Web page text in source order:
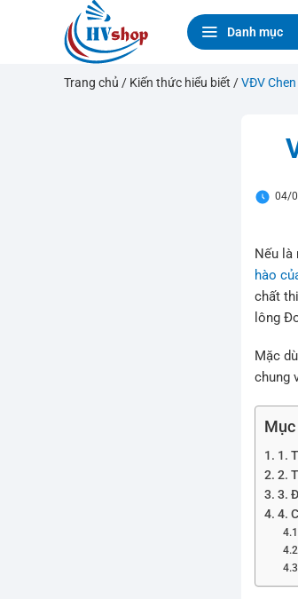
Danh mục
Trang chủ / Kiến thức hiểu biết /VĐV
04/
Nếu là
hào
chất
lông
Mặc
chung
1.
2.
3.
4.